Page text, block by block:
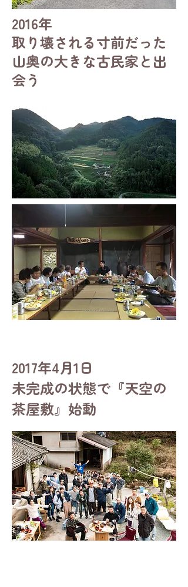
2016年
取り壊される寸前だった
山奥の大きな古民家と出
会う
2017年4月1日
未完成の状態で『天空の
茶屋敷』始動